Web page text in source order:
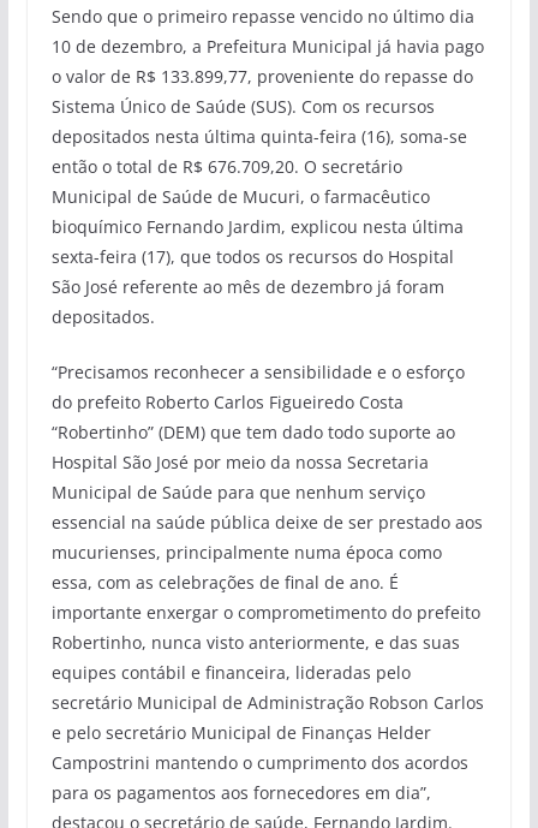
Sendo que o primeiro repasse vencido no último dia
10 de dezembro, a Prefeitura Municipal já havia pago
o valor de R$ 133.899,77, proveniente do repasse do
Sistema Único de Saúde (SUS). Com os recursos
depositados nesta última quinta-feira (16), soma-se
então o total de R$ 676.709,20. O secretário
Municipal de Saúde de Mucuri, o farmacêutico
bioquímico Fernando Jardim, explicou nesta última
sexta-feira (17), que todos os recursos do Hospital
São José referente ao mês de dezembro já foram
depositados.
“Precisamos reconhecer a sensibilidade e o esforço
do prefeito Roberto Carlos Figueiredo Costa
“Robertinho” (DEM) que tem dado todo suporte ao
Hospital São José por meio da nossa Secretaria
Municipal de Saúde para que nenhum serviço
essencial na saúde pública deixe de ser prestado aos
mucurienses, principalmente numa época como
essa, com as celebrações de final de ano. É
importante enxergar o comprometimento do prefeito
Robertinho, nunca visto anteriormente, e das suas
equipes contábil e financeira, lideradas pelo
secretário Municipal de Administração Robson Carlos
e pelo secretário Municipal de Finanças Helder
Campostrini mantendo o cumprimento dos acordos
para os pagamentos aos fornecedores em dia”,
destacou o secretário de saúde, Fernando Jardim.